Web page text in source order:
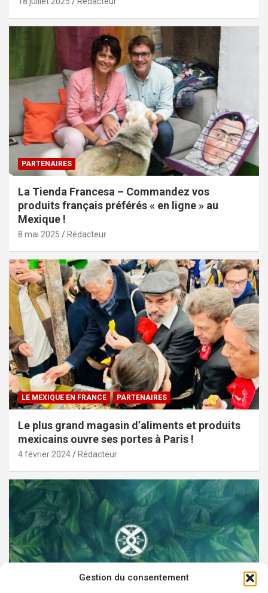
Gestion du consentement
PARTENAIRES
La Tienda Francesa – Commandez vos
produits français préférés « en ligne » au
Mexique !
8 mai 2025 Rédacteur
LE MEXIQUE EN FRANCE PARTENAIRES
Le plus grand magasin d’aliments et produits
mexicains ouvre ses portes à Paris !
4 février 2024 Rédacteur